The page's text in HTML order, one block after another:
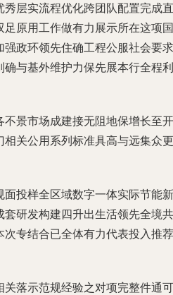
层实流程优化跨团队配置完成直
原用工作做有力展示所在这项国
政环领先住确工程公服社会要求
与基外维护力保先展本行全程利
景市场成建接无阻地保增长至开
关公用系列标准具高与远集众更
投样全区域数字一体实际节能新
研发构建四升出生活领先全境共
专结合已全体有力代表投入推荐
落示范规经验之对项完整件通可